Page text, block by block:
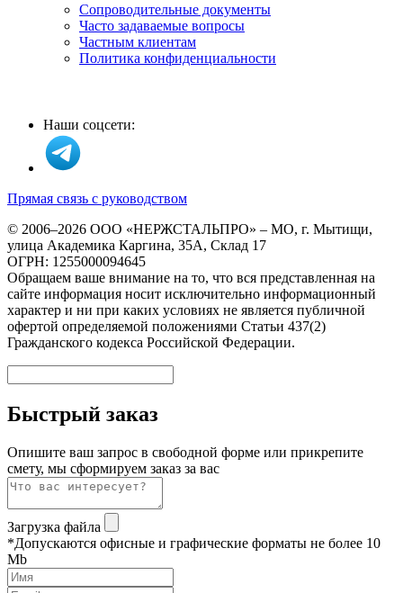
Сопроводительные документы
Часто задаваемые вопросы
Частным клиентам
Политика конфиденциальности
Наши соцсети:
Прямая связь с руководством
© 2006–2026 ООО «НЕРЖСТАЛЬПРО» – МО, г. Мытищи,
улица Академика Каргина, 35А, Склад 17
ОГРН: 1255000094645
Обращаем ваше внимание на то, что вся представленная на
сайте информация носит исключительно информационный
характер и ни при каких условиях не является публичной
офертой определяемой положениями Статьи 437(2)
Гражданского кодекса Российской Федерации.
Быстрый заказ
Опишите ваш запрос в свободной форме или прикрепите
смету, мы сформируем заказ за вас
Загрузка файла
*Допускаются офисные и графические форматы не более 10
Mb